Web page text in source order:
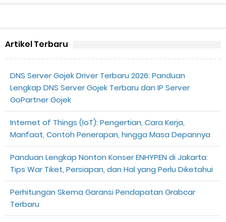
Artikel Terbaru
DNS Server Gojek Driver Terbaru 2026: Panduan
Lengkap DNS Server Gojek Terbaru dan IP Server
GoPartner Gojek
Internet of Things (IoT): Pengertian, Cara Kerja,
Manfaat, Contoh Penerapan, hingga Masa Depannya
Panduan Lengkap Nonton Konser ENHYPEN di Jakarta:
Tips War Tiket, Persiapan, dan Hal yang Perlu Diketahui
Perhitungan Skema Garansi Pendapatan Grabcar
Terbaru